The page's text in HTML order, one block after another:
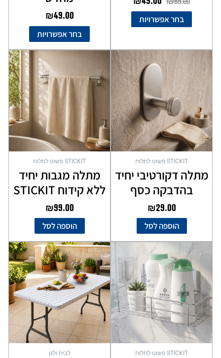
בחר אפשרויות ₪49.00
בחר אפשרויות
STICKIT פשוט לתלות
מתלה דקורטיבי יחיד
בהדבקה כסף
₪29.00
הוספה לסל
STICKIT פשוט לתלות
מתלה מגבות יחיד
ללא קידוח STICKIT
₪99.00
הוספה לסל
STICKIT פשוט לתלות לבית ולגן
למוצר
זה
יש
מספר
סוגים.
ניתן
לבחור
בעמוד